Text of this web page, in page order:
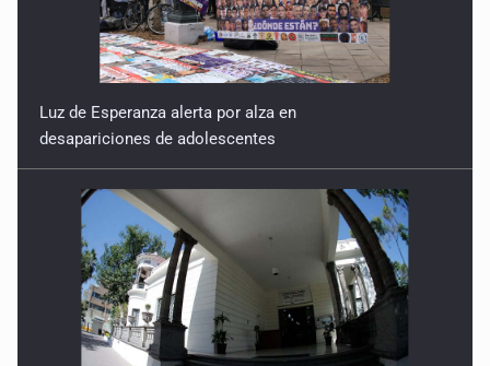
Luz de Esperanza alerta por alza en
desapariciones de adolescentes